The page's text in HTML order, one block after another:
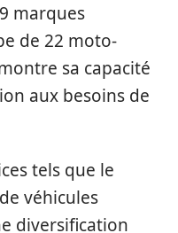
marques
de 22 moto-
sa capacité
aux besoins de
tels que le
véhicules
diversification